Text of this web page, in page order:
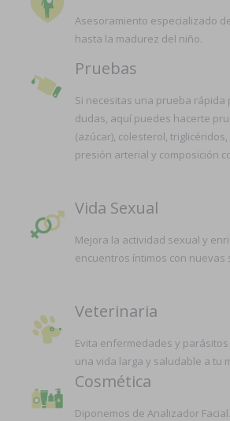
Asesoramiento especializado
hasta la madurez del niño.
Pruebas
Si necesitas una prueba rápida
dudas, aquí puedes hacerte
(azúcar), colesterol,
presión arterial y composición
Vida Sexual
Mejora la actividad sexual y
encuentros íntimos con nuevas
Veterinaria
Evita enfermedades y
una vida larga y saludable a tu
Cosmética
Diponemos de Analizador